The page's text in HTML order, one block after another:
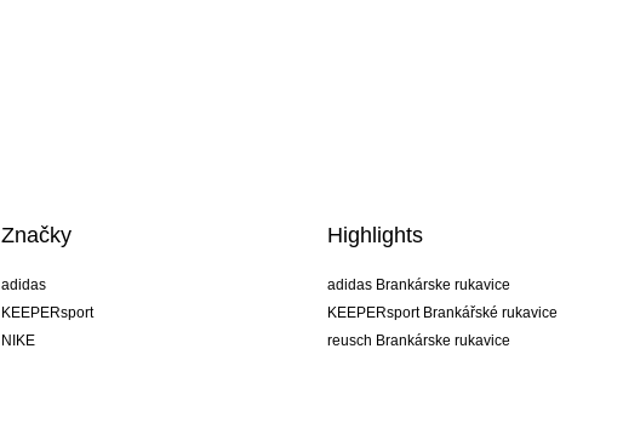
Značky
adidas
KEEPERsport
NIKE
Highlights
adidas Brankárske rukavice
KEEPERsport Brankářské rukavice
reusch Brankárske rukavice